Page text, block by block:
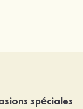
spéciales